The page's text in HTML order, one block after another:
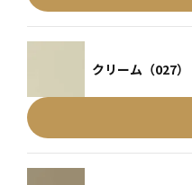
クリーム（027）